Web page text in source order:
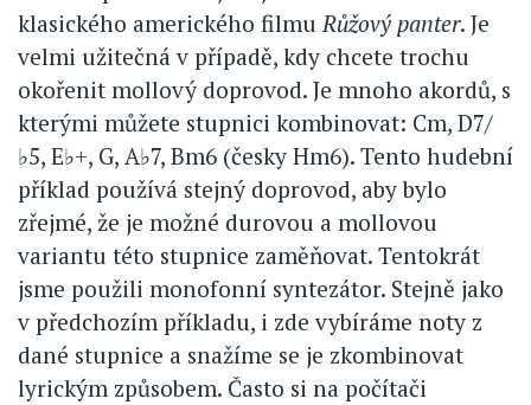
klasického amerického filmuRůžový panter. Je
velmi užitečná v případě, kdy chcete trochu
okořenit mollový doprovod. Je mnoho akordů, s
kterými můžete stupnici kombinovat: Cm, D7/
♭5, E♭+, G, A♭7, Bm6 (česky Hm6). Tento hudební
příklad používá stejný doprovod, aby bylo
zřejmé, že je možné durovou a mollovou
variantu této stupnice zaměňovat. Tentokrát
jsme použili monofonní syntezátor. Stejně jako
v předchozím příkladu, i zde vybíráme noty z
dané stupnice a snažíme se je zkombinovat
lyrickým způsobem. Často si na počítači